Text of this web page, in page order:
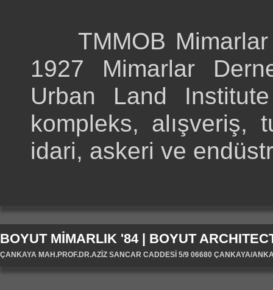
TMMOB Mimarlar
1927 Mimarlar
Urban Land
kompleks, alışveriş,
idari, askeri ve
BOYUT MİMARLIK '84 | BOYUT
ÇANKAYA MAH.PROF.DR.AZİZ SANCAR CADDESİ 5/9 06680 ÇANKAYA/